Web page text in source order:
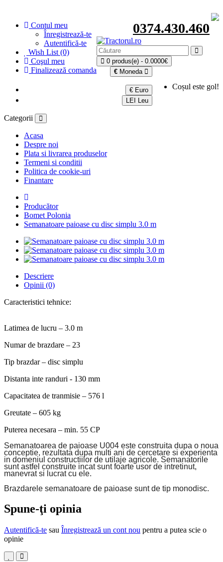
0374.430.460
Contul meu
Înregistrează-te
Autentifică-te
Wish List (0)
Coşul meu
Finalizează comanda
0 produs(e) - 0.0000€
Coșul este gol!
€ Moneda
€ Euro
LEI Leu
Categorii
Acasa
Despre noi
Plata si livrarea produselor
Termeni si conditii
Politica de cookie-uri
Finantare
Producător
Bomet Polonia
Semanatoare paioase cu disc simplu 3.0 m
Descriere
Opinii (0)
Caracteristici tehnice:
Latimea de lucru – 3.0 m
Numar de brazdare – 23
Tip brazdar – disc simplu
Distanta inte randuri - 130 mm
Capacitatea de tranmisie – 576 l
Greutate – 605 kg
Puterea necesara – min. 55 CP
Semanatoarea de paioase U004 este construita dupa o noua
conceptie, rezultata dupa multi ani de cercetare si experienta
in domeniul constructiilor de utilaje agricole. Semanatorile
sunt astfel construite incat sunt foarte usor de intretinut,
manevrat si lucrat cu ele.
Brazdarele semanatoare de paioase sunt de tip monodisc.
Spune-ţi opinia
Autentifică-te sau Înregistrează un cont nou pentru a putea scie o
opinie